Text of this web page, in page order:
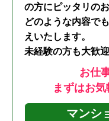
の方にピッタリの
どのような内容で
えいたします。
未経験の方も大歓
お仕
まずはお気
マンシ